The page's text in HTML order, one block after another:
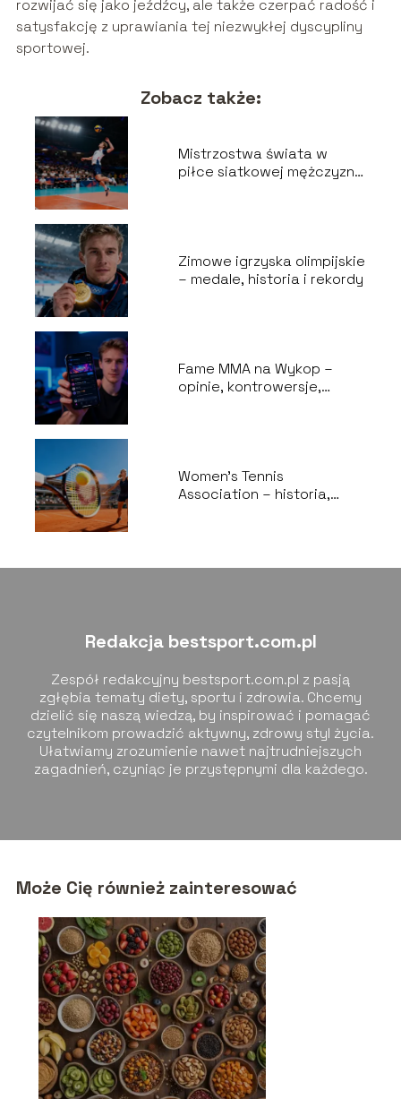
rozwijać się jako jeźdźcy, ale także czerpać radość i
satysfakcję z uprawiania tej niezwykłej dyscypliny
sportowej.
Zobacz także:
Mistrzostwa świata w
piłce siatkowej mężczyzn
Zimowe igrzyska olimpijskie
– medale, historia i rekordy
Fame MMA na Wykop –
opinie, kontrowersje,
Women’s Tennis
Association – historia,
Redakcja bestsport.com.pl
Zespół redakcyjny bestsport.com.pl z pasją
zgłębia tematy diety, sportu i zdrowia. Chcemy
dzielić się naszą wiedzą, by inspirować i pomagać
czytelnikom prowadzić aktywny, zdrowy styl życia.
Ułatwiamy zrozumienie nawet najtrudniejszych
zagadnień, czyniąc je przystępnymi dla każdego.
Może Cię również zainteresować